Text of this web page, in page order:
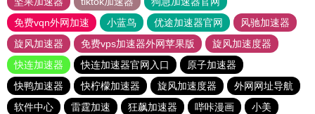
免费vqn外网加速
小蓝鸟 优途加速器官网
风驰加速器
旋风加速器
免费vps加速器外网苹果版
旋风加速度器
快连加速器
快连加速器官网入口
原子加速器
快鸭加速器
快柠檬加速器 旋风加速度器
外网网址导航
软件中心
雷霆加速 狂飙加速器 哔咔漫画
小美